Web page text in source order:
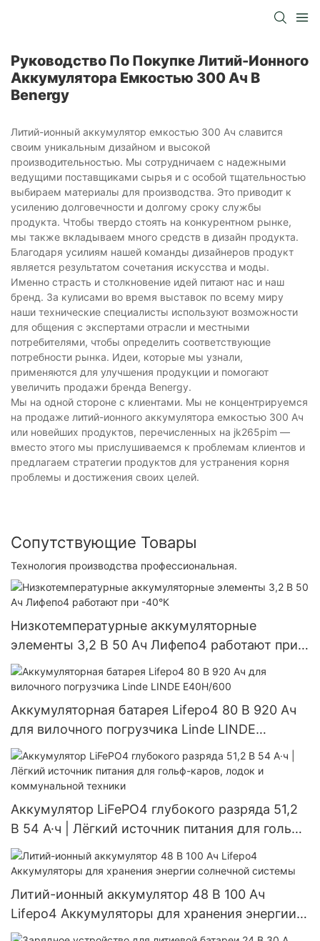
Руководство По Покупке Литий-Ионного
Аккумулятора Емкостью 300 Ач В
Benergy
Литий-ионный аккумулятор емкостью 300 Ач славится
своим уникальным дизайном и высокой
производительностью. Мы сотрудничаем с надежными
ведущими поставщиками сырья и с особой тщательностью
выбираем материалы для производства. Это приводит к
усилению долговечности и долгому сроку службы
продукта. Чтобы твердо стоять на конкурентном рынке,
мы также вкладываем много средств в дизайн продукта.
Благодаря усилиям нашей команды дизайнеров продукт
является результатом сочетания искусства и моды.
Именно страсть и столкновение идей питают нас и наш
бренд. За кулисами во время выставок по всему миру
наши технические специалисты используют возможности
для общения с экспертами отрасли и местными
потребителями, чтобы определить соответствующие
потребности рынка. Идеи, которые мы узнали,
применяются для улучшения продукции и помогают
увеличить продажи бренда Benergy.
Мы на одной стороне с клиентами. Мы не концентрируемся
на продаже литий-ионного аккумулятора емкостью 300 Ач
или новейших продуктов, перечисленных на jk265pim —
вместо этого мы прислушиваемся к проблемам клиентов и
предлагаем стратегии продуктов для устранения корня
проблемы и достижения своих целей.
Сопутствующие Товары
Технология производства профессиональная.
Низкотемпературные аккумуляторные
элементы 3,2 В 50 Ач Лифепо4 работают при
-40°К
Аккумуляторная батарея Lifepo4 80 В 920 Ач
для вилочного погрузчика Linde LINDE
E40H/600
Аккумулятор LiFePO4 глубокого разряда 51,2
В 54 А·ч | Лёгкий источник питания для гольф-
каров, лодок и коммунальной техники
Литий-ионный аккумулятор 48 В 100 Ач
Lifepo4 Аккумуляторы для хранения энергии
солнечной системы